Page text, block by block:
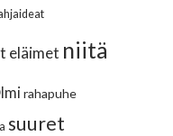
eläimet niitä
rahapuhe
suuret